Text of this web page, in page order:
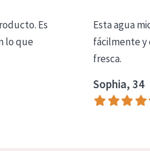
Es
lo que
Esta agua
fácilmente y
fresca.
Sophia, 34